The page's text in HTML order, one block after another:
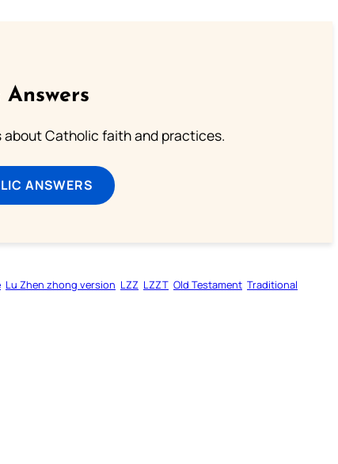
Catholic faith and practices.
ANSWERS
Lu Zhen zhong version LZZ LZZT Old Testament Traditional